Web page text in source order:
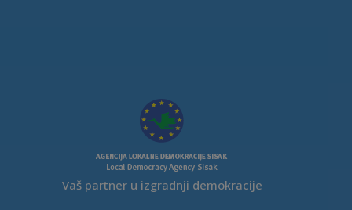
Vaš partner u izgradnji demokracije